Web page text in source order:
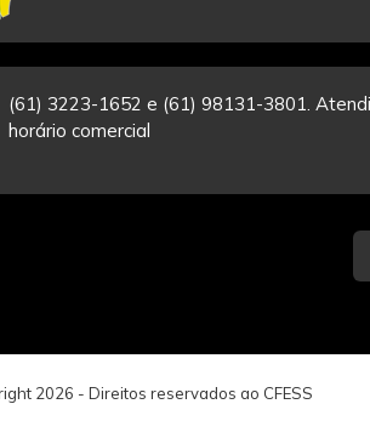
(61) 3223-1652 e (61) 98131-3801.
horário comercial
2026 - Direitos reservados ao CFESS